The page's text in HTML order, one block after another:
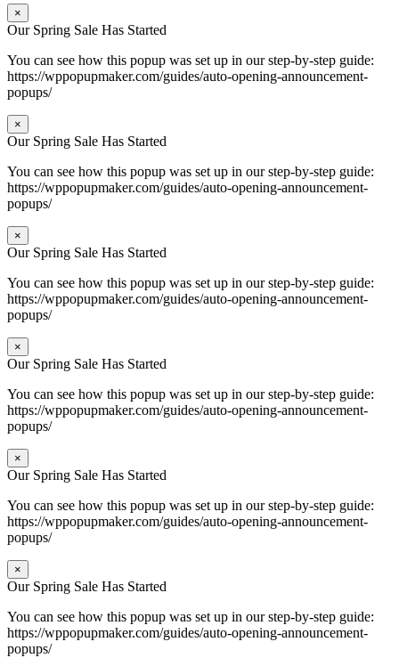
×
Our Spring Sale Has Started
You can see how this popup was set up in our step-by-step guide:
https://wppopupmaker.com/guides/auto-opening-announcement-
popups/
×
Our Spring Sale Has Started
You can see how this popup was set up in our step-by-step guide:
https://wppopupmaker.com/guides/auto-opening-announcement-
popups/
×
Our Spring Sale Has Started
You can see how this popup was set up in our step-by-step guide:
https://wppopupmaker.com/guides/auto-opening-announcement-
popups/
×
Our Spring Sale Has Started
You can see how this popup was set up in our step-by-step guide:
https://wppopupmaker.com/guides/auto-opening-announcement-
popups/
×
Our Spring Sale Has Started
You can see how this popup was set up in our step-by-step guide:
https://wppopupmaker.com/guides/auto-opening-announcement-
popups/
×
Our Spring Sale Has Started
You can see how this popup was set up in our step-by-step guide:
https://wppopupmaker.com/guides/auto-opening-announcement-
popups/